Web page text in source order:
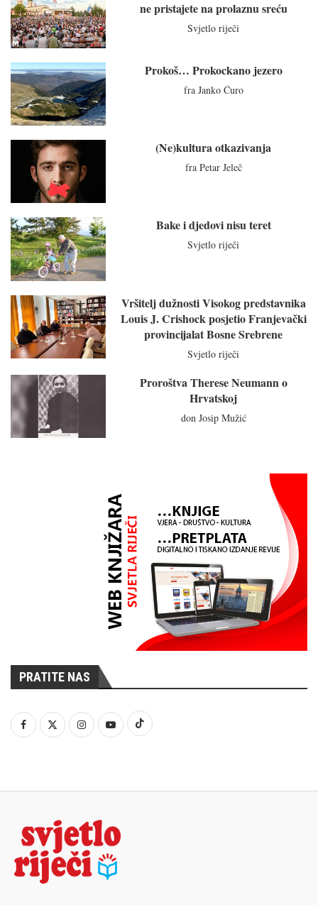
ne pristajete na prolaznu sreću
Svjetlo riječi
Prokoš… Prokockano jezero
fra Janko Ćuro
(Ne)kultura otkazivanja
fra Petar Jeleč
Bake i djedovi nisu teret
Svjetlo riječi
Vršitelj dužnosti Visokog predstavnika
Louis J. Crishock posjetio Franjevački
provincijalat Bosne Srebrene
Svjetlo riječi
Proroštva Therese Neumann o
Hrvatskoj
don Josip Mužić
PRATITE NAS